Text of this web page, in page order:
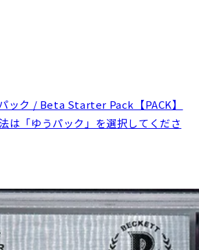
ック / Beta Starter Pack【PACK】
「ゆうパック」を選択してくださ